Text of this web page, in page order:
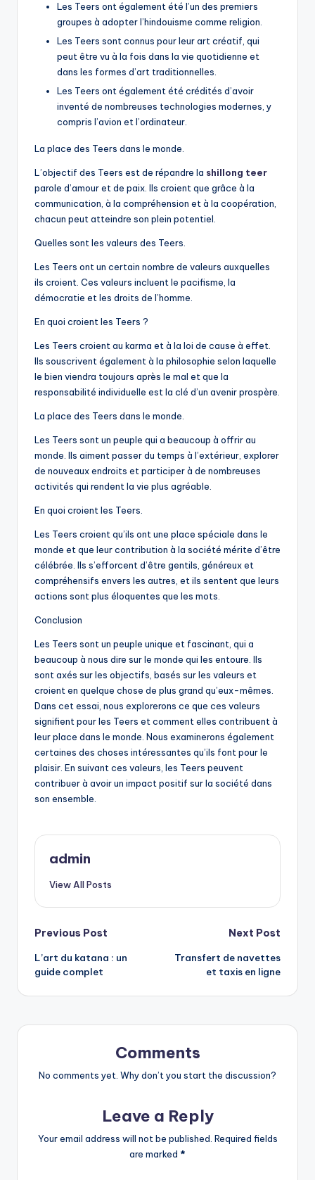
Les Teers ont également été l’un des premiers
groupes à adopter l’hindouisme comme religion.
Les Teers sont connus pour leur art créatif, qui
peut être vu à la fois dans la vie quotidienne et
dans les formes d’art traditionnelles.
Les Teers ont également été crédités d’avoir
inventé de nombreuses technologies modernes, y
compris l’avion et l’ordinateur.
La place des Teers dans le monde.
L’objectif des Teers est de répandre la shillong teer
parole d’amour et de paix. Ils croient que grâce à la
communication, à la compréhension et à la coopération,
chacun peut atteindre son plein potentiel.
Quelles sont les valeurs des Teers.
Les Teers ont un certain nombre de valeurs auxquelles
ils croient. Ces valeurs incluent le pacifisme, la
démocratie et les droits de l’homme.
En quoi croient les Teers ?
Les Teers croient au karma et à la loi de cause à effet.
Ils souscrivent également à la philosophie selon laquelle
le bien viendra toujours après le mal et que la
responsabilité individuelle est la clé d’un avenir prospère.
La place des Teers dans le monde.
Les Teers sont un peuple qui a beaucoup à offrir au
monde. Ils aiment passer du temps à l’extérieur, explorer
de nouveaux endroits et participer à de nombreuses
activités qui rendent la vie plus agréable.
En quoi croient les Teers.
Les Teers croient qu’ils ont une place spéciale dans le
monde et que leur contribution à la société mérite d’être
célébrée. Ils s’efforcent d’être gentils, généreux et
compréhensifs envers les autres, et ils sentent que leurs
actions sont plus éloquentes que les mots.
Conclusion
Les Teers sont un peuple unique et fascinant, qui a
beaucoup à nous dire sur le monde qui les entoure. Ils
sont axés sur les objectifs, basés sur les valeurs et
croient en quelque chose de plus grand qu’eux-mêmes.
Dans cet essai, nous explorerons ce que ces valeurs
signifient pour les Teers et comment elles contribuent à
leur place dans le monde. Nous examinerons également
certaines des choses intéressantes qu’ils font pour le
plaisir. En suivant ces valeurs, les Teers peuvent
contribuer à avoir un impact positif sur la société dans
son ensemble.
admin
View All Posts
Post
navigation
Previous Post
L’art du katana : un
guide complet
Next Post
Transfert de navettes
et taxis en ligne
Comments
No comments yet. Why don’t you start the discussion?
Leave a Reply
Your email address will not be published. Required fields
are marked *